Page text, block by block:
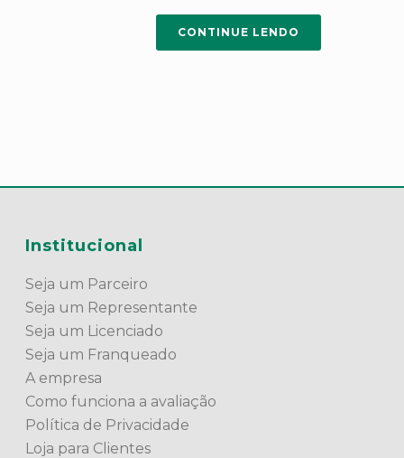
CONTINUE LENDO
Institucional
Seja um Parceiro
Seja um Representante
Seja um Licenciado
Seja um Franqueado
A empresa
Como funciona a avaliação
Política de Privacidade
Loja para Clientes